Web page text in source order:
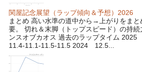
関屋記念展望（ラップ傾向＆予想）2026
まとめ 高い水準の道中から→上がりをま
要。 切れ＆末脚（トップスピード）の持
ンスオブカオス 過去のラップタイム
11.4-11.1-11.5-11.5 2024 12.5...